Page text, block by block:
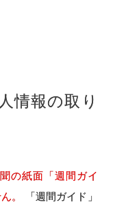
情報の取り
の紙面「週間ガイ
。
「週間ガイド」